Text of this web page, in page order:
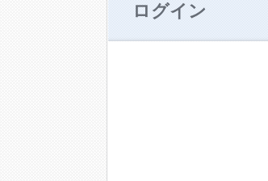
ログイン